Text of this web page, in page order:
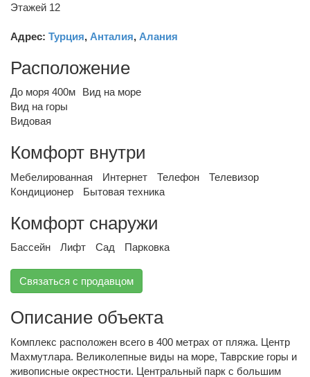
Этажей 12
Адрес: Турция, Анталия, Алания
Расположение
До моря 400м
Вид на море
Вид на горы
Видовая
Комфорт внутри
Мебелированная Интернет Телефон
Телевизор
Кондиционер
Бытовая техника
Комфорт снаружи
Бассейн Лифт Сад Парковка
Связаться с продавцом
Описание объекта
Комплекс расположен всего в 400 метрах от пляжа. Центр
Махмутлара. Великолепные виды на море, Таврские горы и
живописные окрестности. Центральный парк с большим